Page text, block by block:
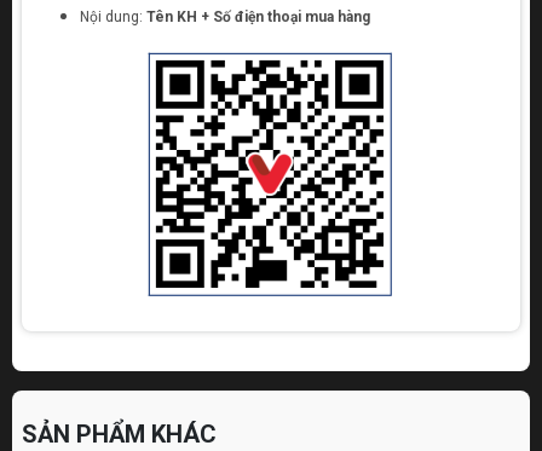
Nội dung: Tên KH + Số điện thoại mua hàng
SẢN PHẨM KHÁC